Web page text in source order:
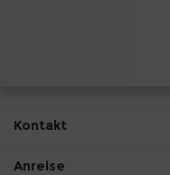
Kontakt
Anreise